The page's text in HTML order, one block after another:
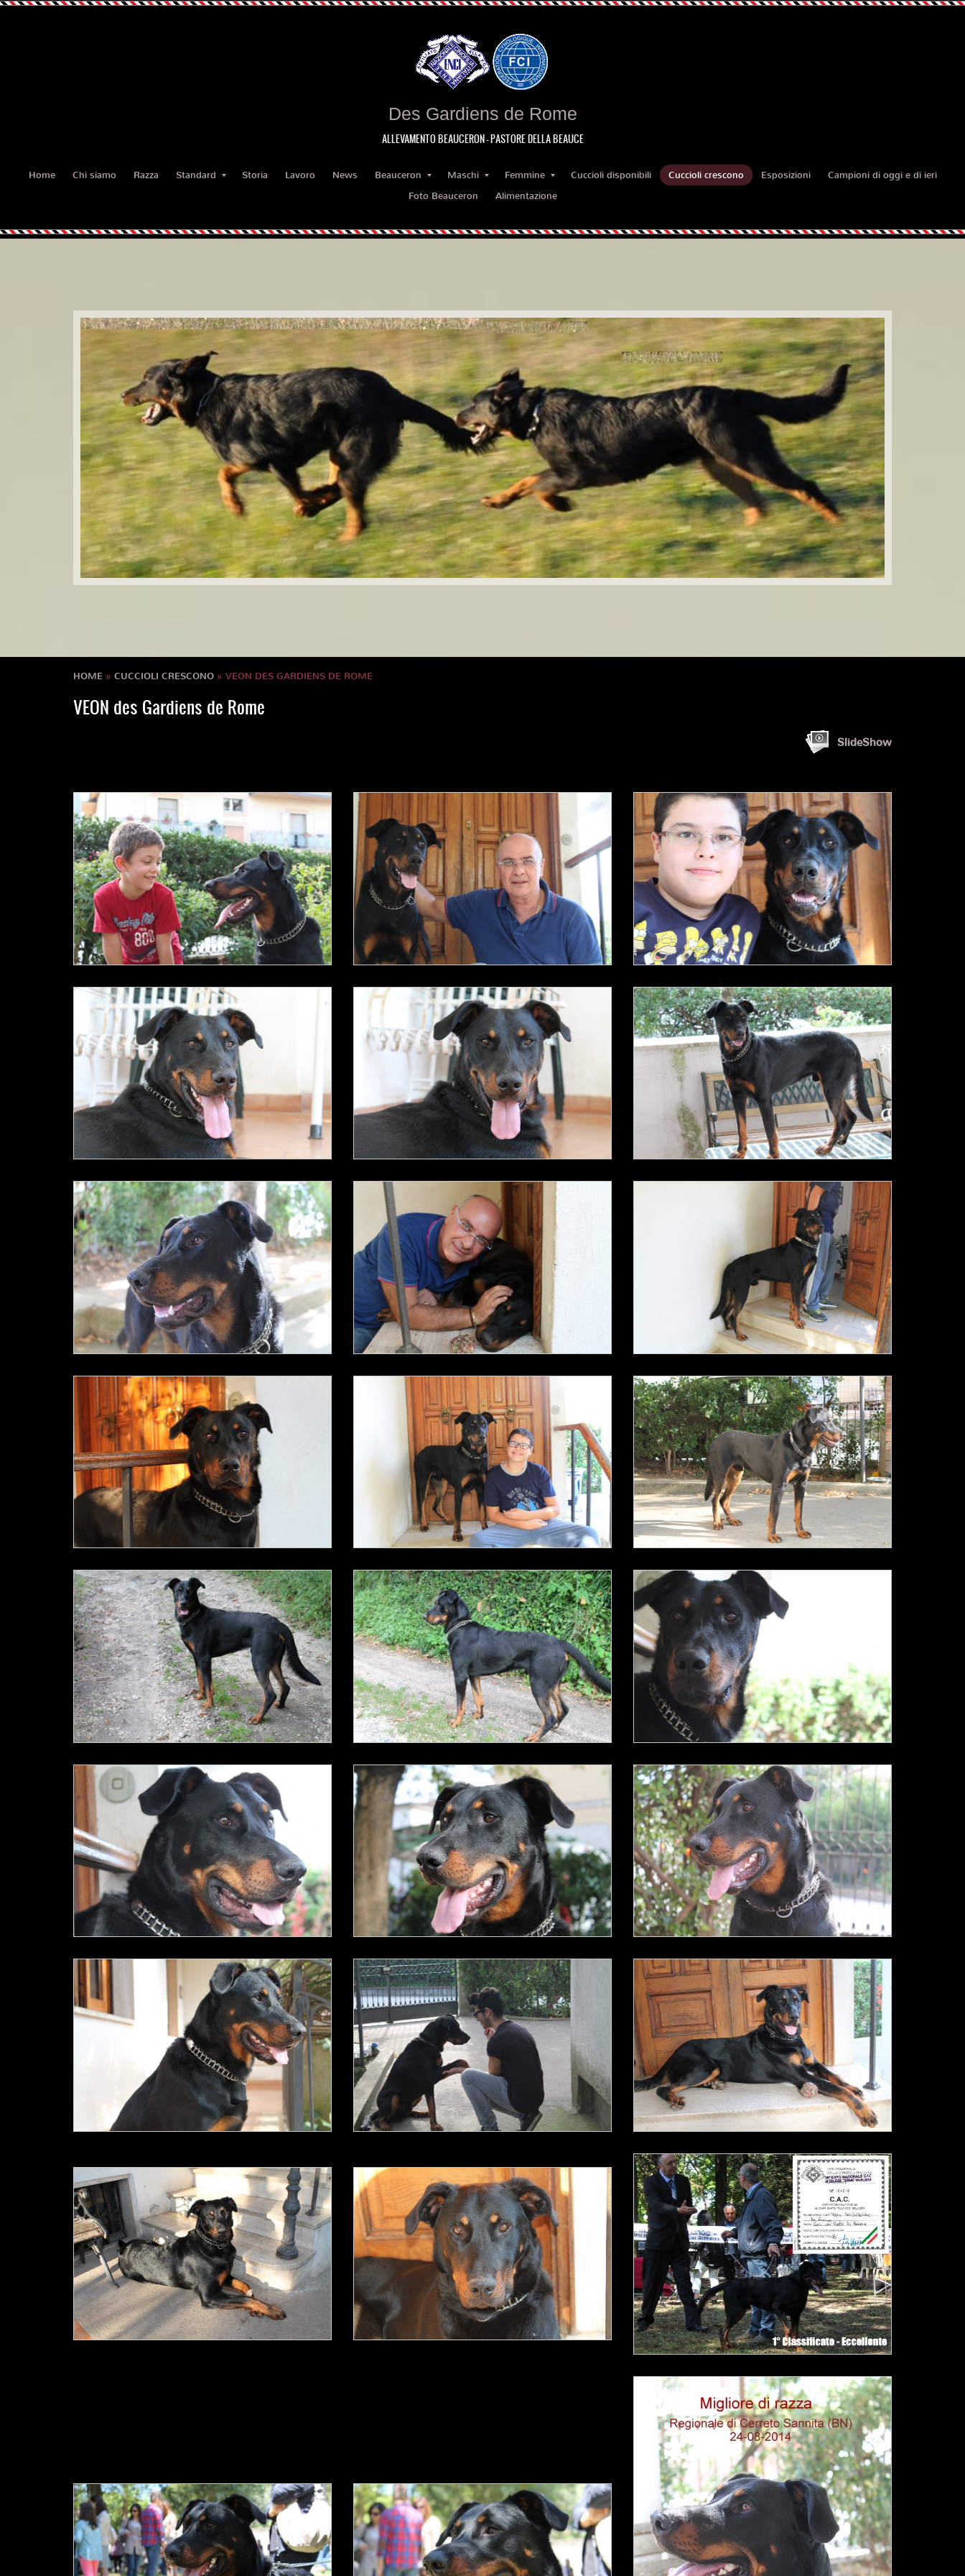
Des Gardiens de Rome
ALLEVAMENTO BEAUCERON - PASTORE DELLA BEAUCE
Home Chi siamo Razza Standard Storia Lavoro News Beauceron Maschi Femmine Cuccioli disponibili Cuccioli crescono Esposizioni
Campioni di oggi e di ieri
Foto Beauceron
Alimentazione
HOME » CUCCIOLI CRESCONO » VEON DES GARDIENS DE ROME
VEON des Gardiens de Rome
SlideShow